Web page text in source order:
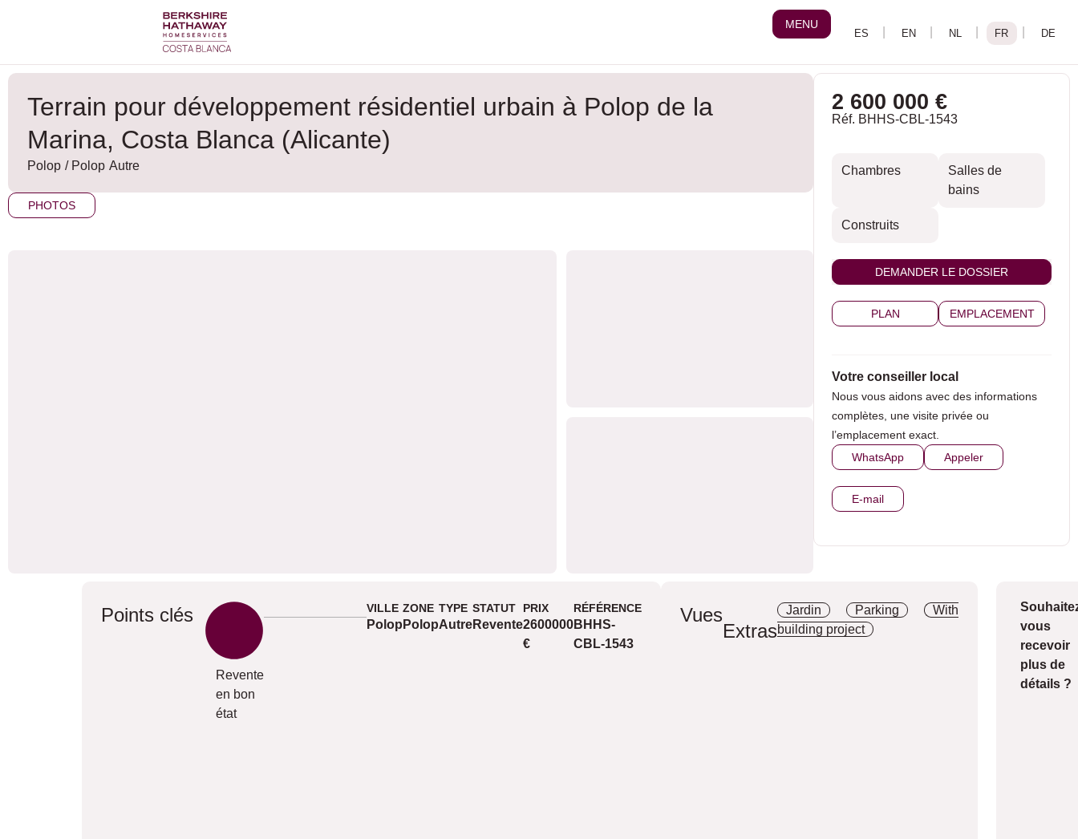
MENU
Terrain pour développement résidentiel urbain à Polop de la
Marina, Costa Blanca (Alicante)
Polop / Polop Autre
PHOTOS
2 600 000 €
Réf. BHHS-CBL-1543
Chambres
Salles de
bains
Construits
DEMANDER LE DOSSIER
PLAN EMPLACEMENT
Votre conseiller local
Nous vous aidons avec des informations
complètes, une visite privée ou
l’emplacement exact.
WhatsApp
Appeler
E-mail
Points clés
Revente
en bon
état
VILLE
Polop
ZONE
Polop
TYPE
Autre
STATUT
Revente
PRIX
2600000
€
RÉFÉRENCE
BHHS-
CBL-1543
Vues
Extras
Jardin Parking
With
building project
vous
recevoir
plus de
détails ?